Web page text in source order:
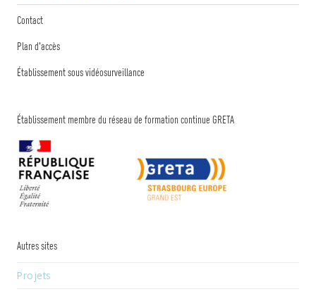
Contact
Plan d'accès
Établissement sous vidéosurveillance
Établissement membre du réseau de formation continue GRETA
Autres sites
Projets